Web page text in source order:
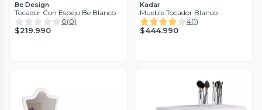
Be Design
Tocador Con Espejo Be Blanco
0(0)
$219.990
Kadar
Mueble Tocador Blanco
4(1)
$444.990